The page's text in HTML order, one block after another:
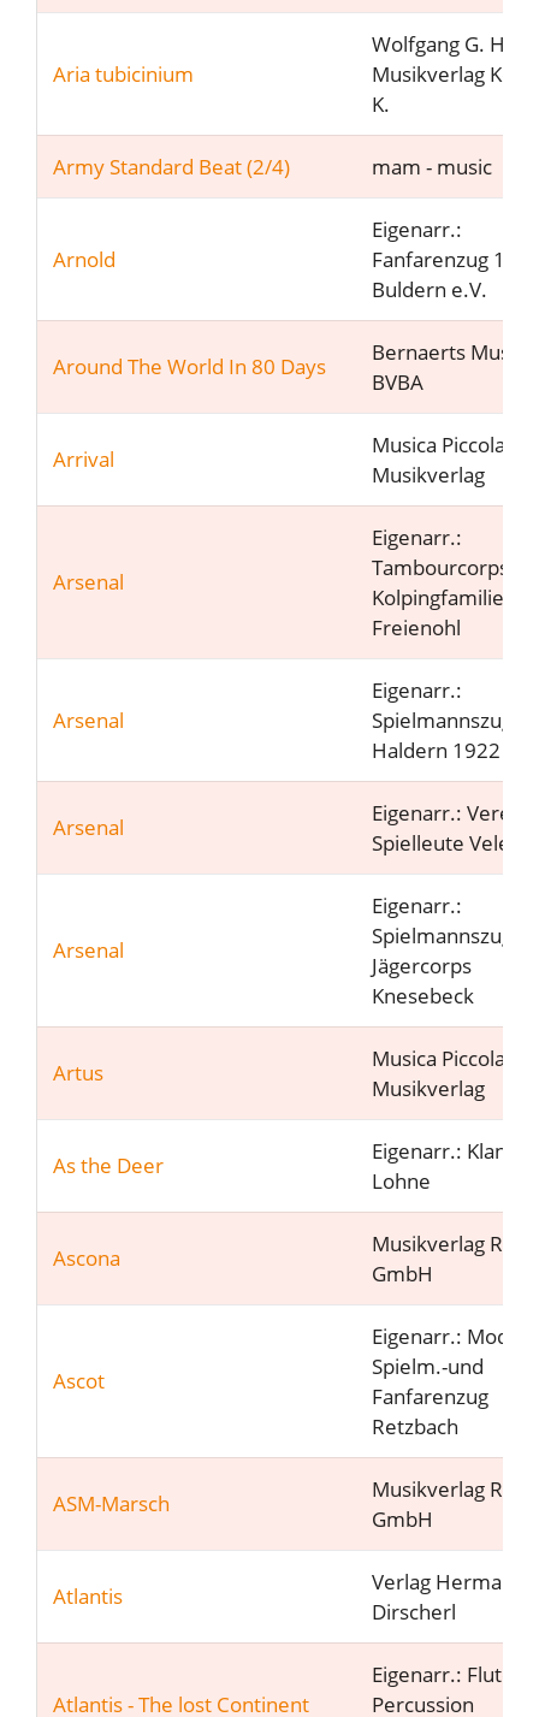
Aria tubicinium
Wolfgang G.
Musikverlag Köln
K.
Army Standard Beat (2/4) mam - music
Arnold
Eigenarr.:
Fanfarenzug
Buldern e.V.
Around The World In 80 Days
Bernaerts Music
BVBA
Arrival
Musica Piccola
Musikverlag
Arsenal
Eigenarr.:
Tambourcorps
Kolpingfamilie
Freienohl
Arsenal
Eigenarr.:
Spielmannszug
Haldern 1922
Arsenal
Eigenarr.:
Spielleute Velen
Arsenal
Eigenarr.:
Spielmannszug
Jägercorps
Knesebeck
Artus
Musica Piccola
Musikverlag
As the Deer
Eigenarr.:
Lohne
Ascona
Musikverlag
GmbH
Ascot
Eigenarr.: Mod.
Spielm.-und
Fanfarenzug
Retzbach
ASM-Marsch
Musikverlag
GmbH
Atlantis
Verlag Hermann
Dirscherl
Atlantis - The lost Continent
Eigenarr.: Flutes
Percussion